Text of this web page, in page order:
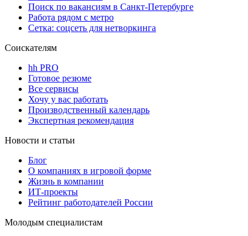
Поиск по вакансиям в Санкт-Петербурге
Работа рядом с метро
Сетка: соцсеть для нетворкинга
Соискателям
hh PRO
Готовое резюме
Все сервисы
Хочу у вас работать
Производственный календарь
Экспертная рекомендация
Новости и статьи
Блог
О компаниях в игровой форме
Жизнь в компании
ИТ-проекты
Рейтинг работодателей России
Молодым специалистам